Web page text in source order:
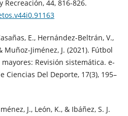
Recreación, 44, 816-826.
E., Hernández-Beltrán, V.,
Muñoz-Jiménez, J. (2021). Fútbol
Revisión sistemática. e-
Ciencias Del Deporte, 17(3), 195–
J., León, K., & Ibáñez, S. J.